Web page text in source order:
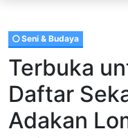
Seni & Budaya
Terbuka
Daftar
Adakan